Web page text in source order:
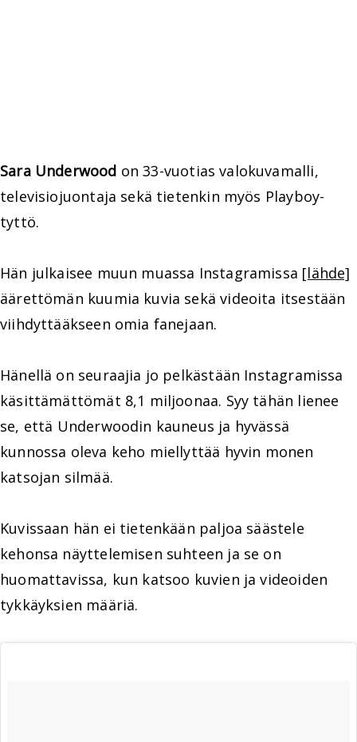
Sara Underwood on 33-vuotias valokuvamalli,
televisiojuontaja sekä tietenkin myös Playboy-
tyttö.
Hän julkaisee muun muassa Instagramissa [lähde]
äärettömän kuumia kuvia sekä videoita itsestään
viihdyttääkseen omia fanejaan.
Hänellä on seuraajia jo pelkästään Instagramissa
käsittämättömät 8,1 miljoonaa. Syy tähän lienee
se, että Underwoodin kauneus ja hyvässä
kunnossa oleva keho miellyttää hyvin monen
katsojan silmää.
Kuvissaan hän ei tietenkään paljoa säästele
kehonsa näyttelemisen suhteen ja se on
huomattavissa, kun katsoo kuvien ja videoiden
tykkäyksien määriä.